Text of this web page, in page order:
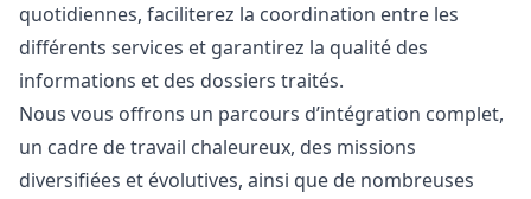
quotidiennes, faciliterez la coordination entre les
différents services et garantirez la qualité des
informations et des dossiers traités.
Nous vous offrons un parcours d’intégration complet,
un cadre de travail chaleureux, des missions
diversifiées et évolutives, ainsi que de nombreuses